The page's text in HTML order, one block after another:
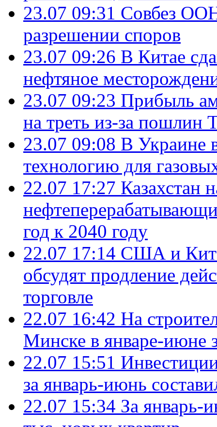
23.07 09:31 Совбез
разрешении споров
23.07 09:26 В Китае
нефтяное
23.07 09:23 Прибыль
на треть из-за пошлин
23.07 09:08 В Украине
технологию для
22.07 17:27 Казахстан
год к 2040 году
22.07 17:14 США и
обсудят продление
торговле
22.07 16:42 На
Минске в январе-июне
22.07 15:51
за январь-июнь
22.07 15:34 За январь-